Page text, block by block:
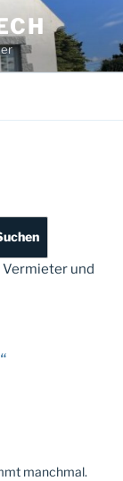
Vermieter und
manchmal.